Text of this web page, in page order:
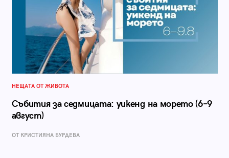
НЕЩАТА ОТ ЖИВОТА
Събития за седмицата: уикенд на морето (6–9
август)
ОТ КРИСТИЯНА БУРДЕВА